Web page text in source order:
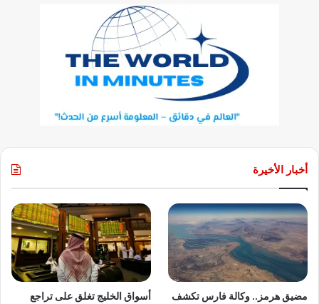
أخبار الأخيرة
مضيق هرمز.. وكالة فارس تكشف
أسواق الخليج تغلق على تراجع